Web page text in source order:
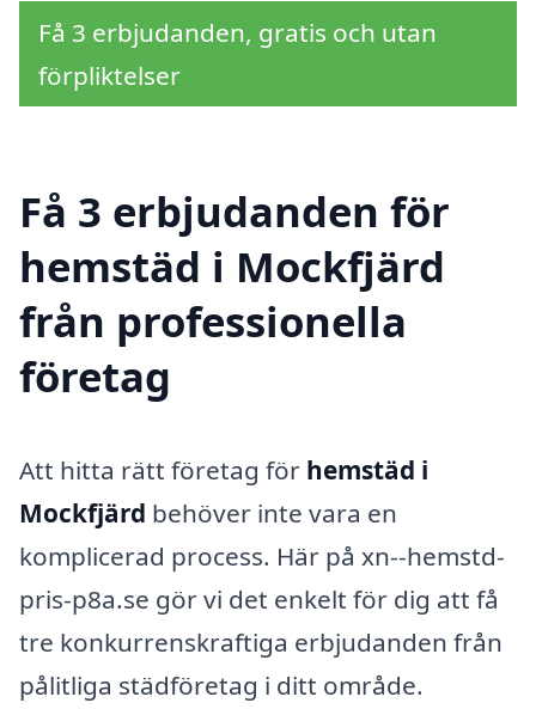
Få 3 erbjudanden, gratis och utan
förpliktelser
Få 3 erbjudanden för
hemstäd i Mockfjärd
från professionella
företag
Att hitta rätt företag för hemstäd i
Mockfjärd behöver inte vara en
komplicerad process. Här på xn--hemstd-
pris-p8a.se gör vi det enkelt för dig att få
tre konkurrenskraftiga erbjudanden från
pålitliga städföretag i ditt område.